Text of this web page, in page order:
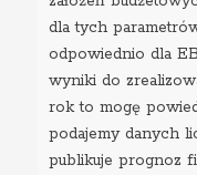
dla tych
odpowiednio dla
wyniki do
rok to mogę
podajemy danych
publikuje prognoz